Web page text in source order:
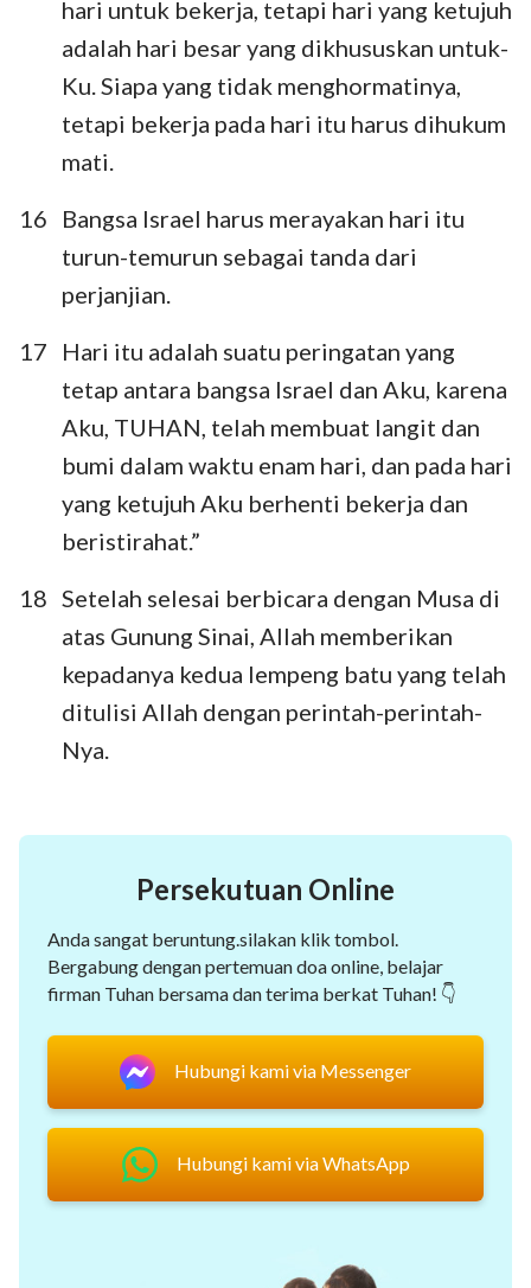
2 3
7
8
22
23 24 25 26 27
29
30
36
37 38 39 40
hari untuk bekerja, tetapi hari yang ketujuh
adalah hari besar yang dikhususkan untuk-
Ku. Siapa yang tidak menghormatinya,
tetapi bekerja pada hari itu harus dihukum
mati.
16
Bangsa Israel harus merayakan hari itu
turun-temurun sebagai tanda dari
perjanjian.
17
Hari itu adalah suatu peringatan yang
tetap antara bangsa Israel dan Aku, karena
Aku, TUHAN, telah membuat langit dan
bumi dalam waktu enam hari, dan pada hari
yang ketujuh Aku berhenti bekerja dan
beristirahat.”
18 Setelah selesai berbicara dengan Musa di
atas Gunung Sinai, Allah memberikan
kepadanya kedua lempeng batu yang telah
ditulisi Allah dengan perintah-perintah-
Nya.
Persekutuan Online
Anda sangat beruntung.silakan klik tombol.
Bergabung dengan pertemuan doa online, belajar
firman Tuhan bersama dan terima berkat Tuhan! 👇
Hubungi kami via Messenger
Hubungi kami via WhatsApp